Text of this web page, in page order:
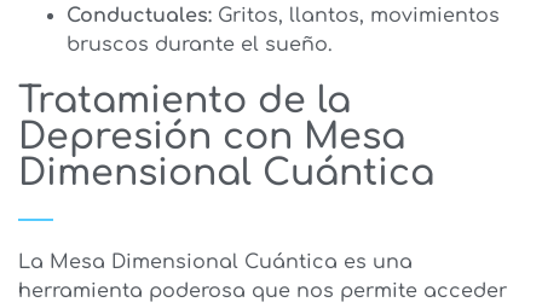
Conductuales: Gritos, llantos, movimientos
bruscos durante el sueño.
Tratamiento de la
Depresión con Mesa
Dimensional Cuántica
La Mesa Dimensional Cuántica es una
herramienta poderosa que nos permite acceder